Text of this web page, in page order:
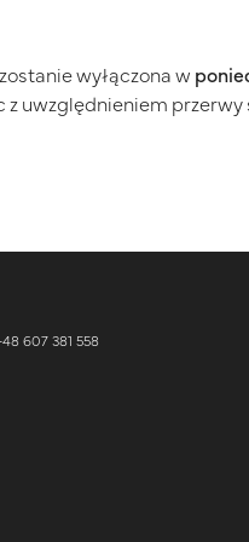
wyłączona w
z uwzględnieniem przerwy
607 381 558